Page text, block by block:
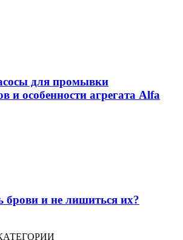
для промывки
и особенности агрегата Alfa
брови и не лишиться их?